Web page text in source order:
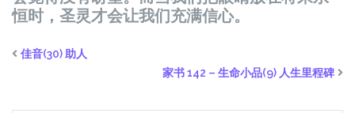
恒时，圣灵才会让我们充满信心。
佳音(30) 助人
家书 142 – 生命小品(9) 人生里程碑